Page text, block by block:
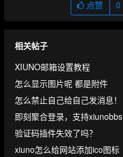
点赞 0
相关帖子
XIUNO邮箱设置教程
怎么显示图片呢 都是附件
怎么禁止自己给自己发消息！
即刻聚合登录，支持xiunobbs
验证码插件失效了吗？
xiuno怎么给网站添加ico图标